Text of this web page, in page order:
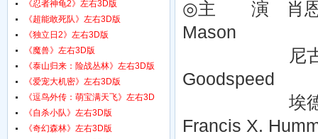
◎主 演 肖恩 康
Mason
尼古拉斯
Goodspeed
埃德 哈里
Francis X.
《忍者神龟2》左右3D版
《超能敢死队》左右3D版
《独立日2》左右3D版
《魔兽》左右3D版
《泰山归来：险战丛林》左右3D版
《爱宠大机密》左右3D版
《逗鸟外传：萌宝满天飞》左右3D
版
《自杀小队》左右3D版
《奇幻森林》左右3D版